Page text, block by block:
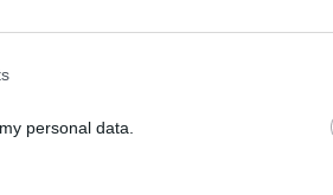
personal data.
ημίχρονο υπέταξε τη
στο -1 από την αντίπαλό